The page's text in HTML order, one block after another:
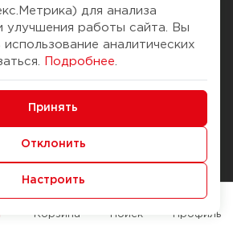
Помощь
Доставка и оплата
Способы оплаты
Служба контроля качества
для анализа
улучшения работы сайта. Вы
аналитических
Подробнее
Принять
Отклонить
Настроить
Корзина Поиск Профиль